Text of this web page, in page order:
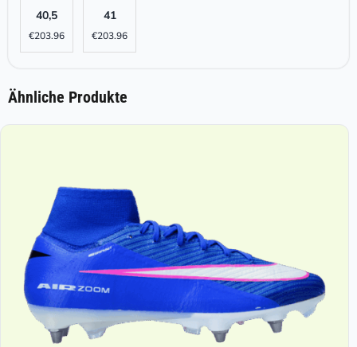
40,5
€203.96
41
€203.96
Ähnliche Produkte